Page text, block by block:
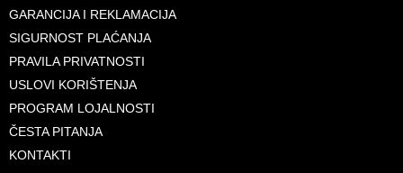
GARANCIJA I REKLAMACIJA
SIGURNOST PLAĆANJA
PRAVILA PRIVATNOSTI
USLOVI KORIŠTENJA
PROGRAM LOJALNOSTI
ČESTA PITANJA
KONTAKTI